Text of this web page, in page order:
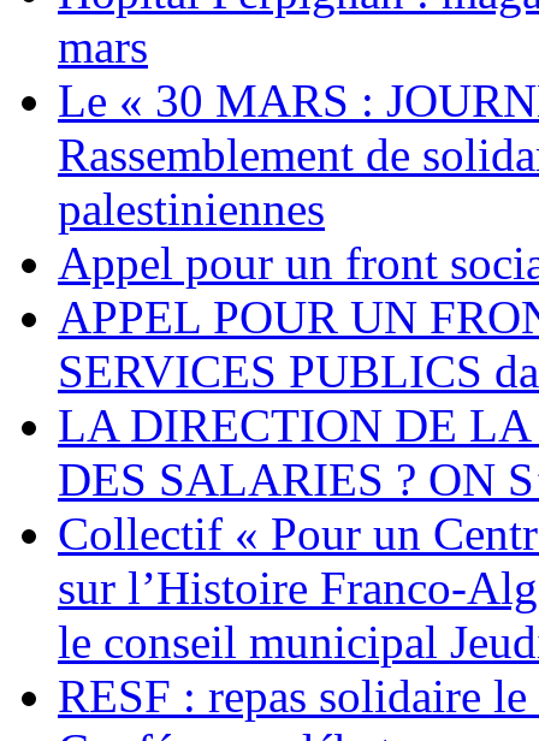
mars
Le « 30 MARS :
Rassemblement de
palestiniennes
Appel pour un front
APPEL POUR UN
SERVICES PUBLICS
LA DIRECTION DE
DES SALARIES ? ON
Collectif « Pour un
sur l’Histoire Franco-
le conseil municipal
RESF : repas solidaire